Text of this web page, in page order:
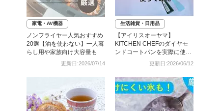
家電・AV機器
ノンフライヤー人気おすすめ
20選【油を使わない】一人暮
らし用や家族向け大容量も
更新日:2026/07/14
生活雑貨・日用品
【アイリスオーヤマ】
KITCHEN CHEFのダイヤモ
ンドコートパンを実際に使っ
てみた！その実力はいかに…
更新日:2026/06/12